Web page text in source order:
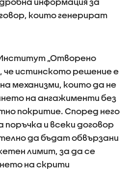
които генерират
„Отворено
истинското решение е
механизми, които да не
на ангажименти без
покритие. Според него
и всеки договор
да бъдат обвързани
лимит, за да се
на скрити